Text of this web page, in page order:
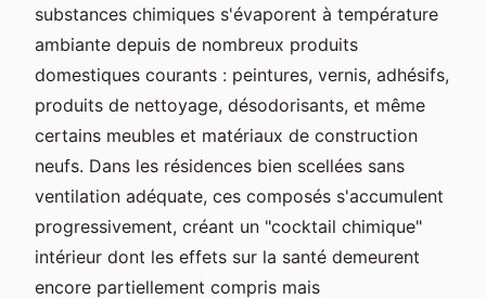
substances chimiques s'évaporent à température
ambiante depuis de nombreux produits
domestiques courants : peintures, vernis, adhésifs,
produits de nettoyage, désodorisants, et même
certains meubles et matériaux de construction
neufs. Dans les résidences bien scellées sans
ventilation adéquate, ces composés s'accumulent
progressivement, créant un "cocktail chimique"
intérieur dont les effets sur la santé demeurent
encore partiellement compris mais